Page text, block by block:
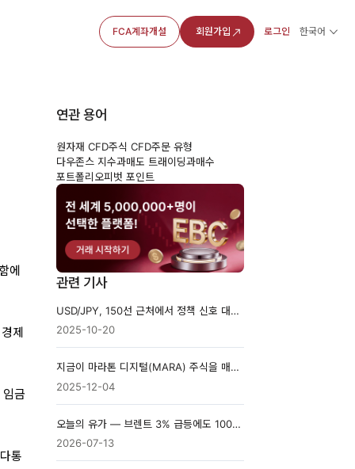
FCA계좌개설 회원가입 로그인 한국어
에
제
금
통
연관 용어
원자재 CFD주식 CFD주문 유형
다우존스 지수과매도 트래이딩과매수
포트폴리오피벗 포인트
관련 기사
USD/JPY, 150선 근처에서 정책 신호 대기 중
2025-10-20
지금이 마라톤 디지털(MARA) 주식을 매수할 때일까?
2025-12-04
오늘의 유가 — 브렌트 3% 급등에도 100달러가 아닌 이유
2026-07-13